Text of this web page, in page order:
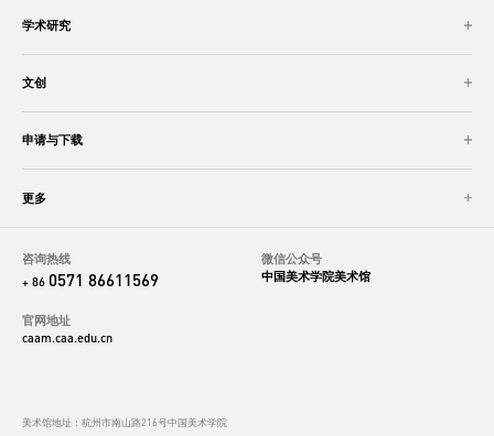
学术研究
文创
申请与下载
更多
咨询热线
+ 86 0571 86611569
官网地址
caam.caa.edu.cn
微信公众号
中国美术学院美术馆
美术馆地址：杭州市南山路216号中国美术学院